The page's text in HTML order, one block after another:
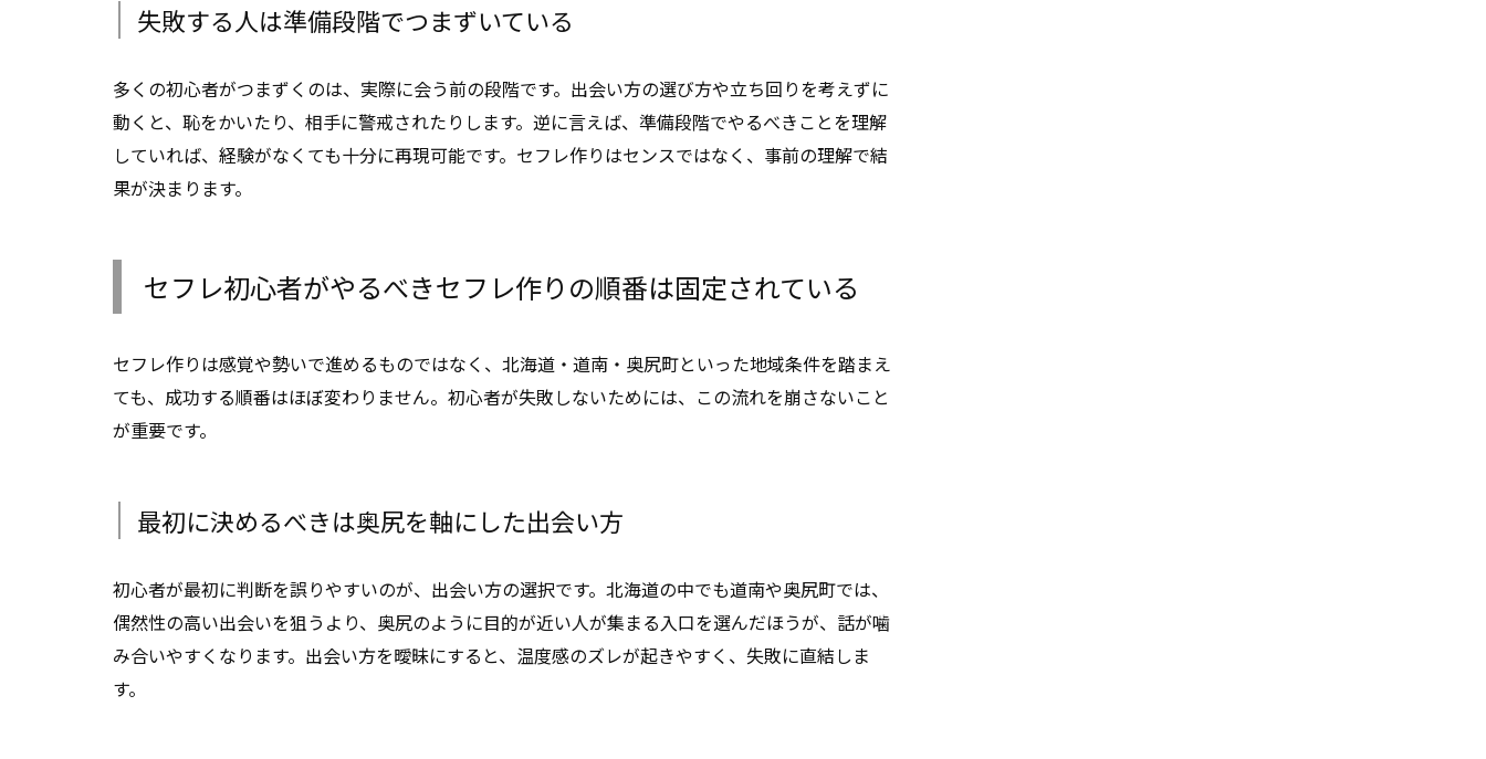
失敗する人は準備段階でつまずいている
多くの初心者がつまずくのは、実際に会う前の段階です。出会い方の選び方や立ち回りを考えずに
動くと、恥をかいたり、相手に警戒されたりします。逆に言えば、準備段階でやるべきことを理解
していれば、経験がなくても十分に再現可能です。セフレ作りはセンスではなく、事前の理解で結
果が決まります。
セフレ初心者がやるべきセフレ作りの順番は固定されている
セフレ作りは感覚や勢いで進めるものではなく、北海道・道南・奥尻町といった地域条件を踏まえ
ても、成功する順番はほぼ変わりません。初心者が失敗しないためには、この流れを崩さないこと
が重要です。
最初に決めるべきは奥尻を軸にした出会い方
初心者が最初に判断を誤りやすいのが、出会い方の選択です。北海道の中でも道南や奥尻町では、
偶然性の高い出会いを狙うより、奥尻のように目的が近い人が集まる入口を選んだほうが、話が噛
み合いやすくなります。出会い方を曖昧にすると、温度感のズレが起きやすく、失敗に直結しま
す。